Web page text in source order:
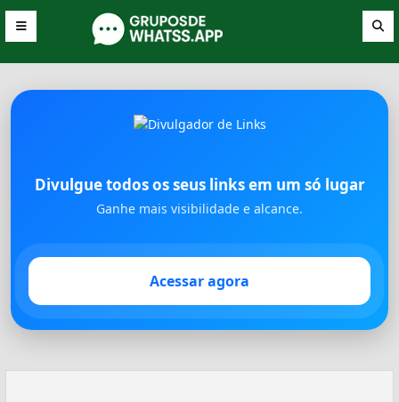
Divulgue todos os seus links em um só lugar
Ganhe mais visibilidade e alcance.
Acessar agora